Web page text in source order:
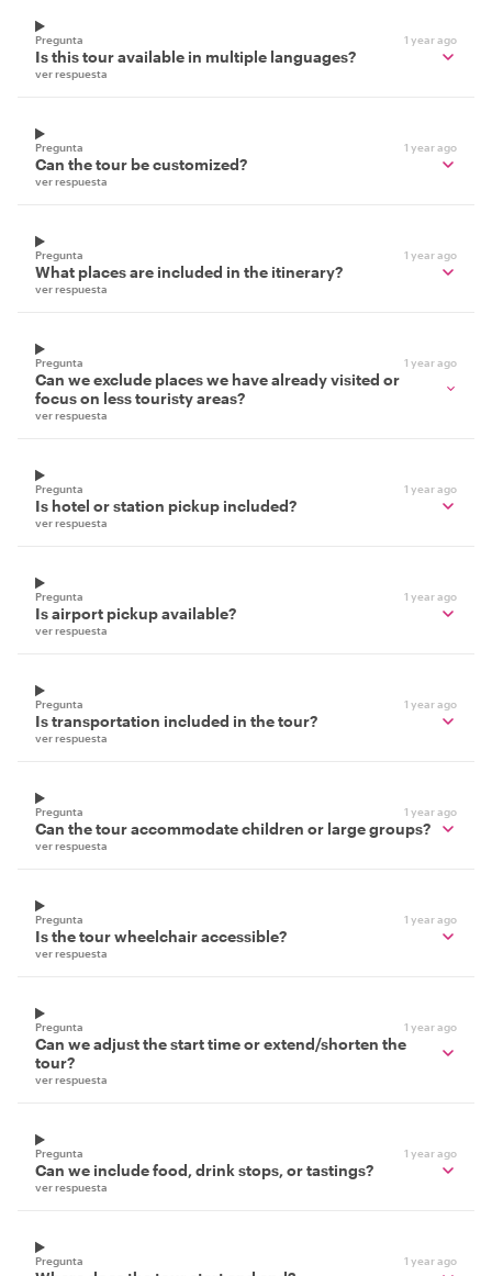
Pregunta 1 year ago
Is this tour available in multiple languages?
ver respuesta
Pregunta 1 year ago
Can the tour be customized?
ver respuesta
Pregunta 1 year ago
What places are included in the itinerary?
ver respuesta
Pregunta 1 year ago
Can we exclude places we have already visited or
focus on less touristy areas?
ver respuesta
Pregunta 1 year ago
Is hotel or station pickup included?
ver respuesta
Pregunta 1 year ago
Is airport pickup available?
ver respuesta
Pregunta 1 year ago
Is transportation included in the tour?
ver respuesta
Pregunta 1 year ago
Can the tour accommodate children or large groups?
ver respuesta
Pregunta 1 year ago
Is the tour wheelchair accessible?
ver respuesta
Pregunta 1 year ago
Can we adjust the start time or extend/shorten the
tour?
ver respuesta
Pregunta 1 year ago
Can we include food, drink stops, or tastings?
ver respuesta
Pregunta 1 year ago